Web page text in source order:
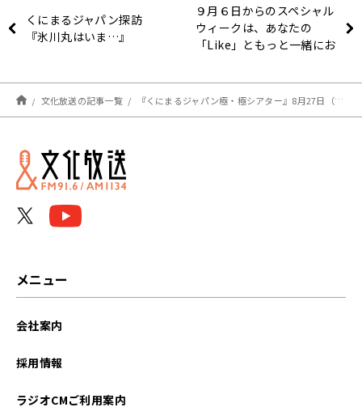
くにまるジャパン探訪
『氷川丸はいま…』
９月６日からのスペシャル
ウィークは、あなたの
「Like」ともっと一緒にお
文化放送の記事一覧 『くにまるジャパン極・極シアター』8月27日（金）のお客様：笹公人さん（歌人）
メニュー
会社案内
採用情報
ラジオCMご利用案内